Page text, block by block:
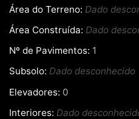
Área do Terreno: Dado
Área Construída: Dado
Nº de Pavimentos: 1
Subsolo: Dado desconhecido
Elevadores: 0
Interiores: Dado